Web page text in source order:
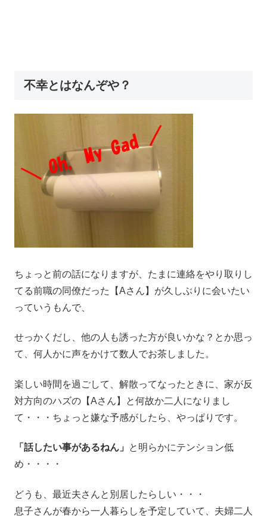
不幸とはなんぞや？
ちょっと前の話になりますが、たまに連絡をやり取りし
てる前職の同僚だった【Aさん】が久しぶりに会いたい
っていうもんで、
せっかくだし、他の人も誘った方が良いかな？とか思っ
て、何人かに声をかけて数人でお茶しました。
楽しい時間を過ごして、解散ってなったときに、家が反
対方向のハズの【Aさん】と何故か二人になりまし
て・・・ちょっと嫌な予感がしたら、やっぱりです。
「話したい事があるねん」
と明らかにテンション低
め・・・・
どうも、最近夫さんと別居したらしい・・・
息子さんが春から一人暮らしを予定していて、夫婦二人